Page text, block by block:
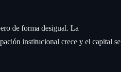
de forma desigual. La
institucional crece y el capital se